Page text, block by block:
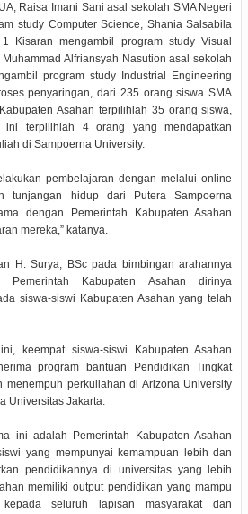
Raisa Imani Sani asal sekolah SMA Negeri
study Computer Science, Shania Salsabila
Kisaran mengambil program study Visual
Alfriansyah Nasution asal sekolah
program study Industrial Engineering
penyaringan, dari 235 orang siswa SMA
Asahan terpilihlah 35 orang siswa,
terpilihlah 4 orang yang mendapatkan
di Sampoerna University.
pembelajaran dengan melalui online
tunjangan hidup dari Putera Sampoerna
dengan Pemerintah Kabupaten Asahan
mereka,” katanya.
H. Surya, BSc pada bimbingan arahannya
Pemerintah Kabupaten Asahan dirinya
siswa-siswi Kabupaten Asahan yang telah
keempat siswa-siswi Kabupaten Asahan
program bantuan Pendidikan Tingkat
menempuh perkuliahan di Arizona University
Universitas Jakarta.
ini adalah Pemerintah Kabupaten Asahan
yang mempunyai kemampuan lebih dan
pendidikannya di universitas yang lebih
memiliki output pendidikan yang mampu
seluruh lapisan masyarakat dan